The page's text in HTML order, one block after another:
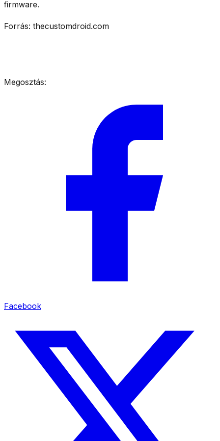
firmware.
Forrás: thecustomdroid.com
Megosztás:
Facebook